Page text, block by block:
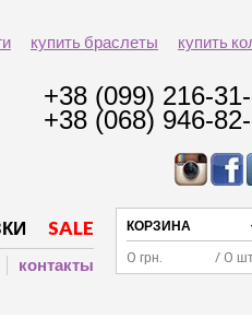
купить браслеты купить
+38 (099) 216-
+38 (068) 946-
SALE
контакты
КОРЗИНА
0 грн.
/ 0